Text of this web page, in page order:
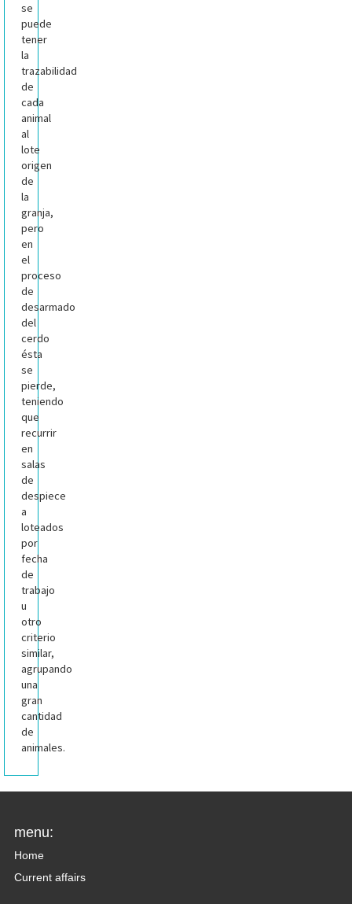
se
puede
tener
la
trazabilidad
de
cada
animal
al
lote
origen
de
la
granja,
pero
en
el
proceso
de
desarmado
del
cerdo
ésta
se
pierde,
teniendo
que
recurrir
en
salas
de
despiece
a
loteados
por
fecha
de
trabajo
u
otro
criterio
similar,
agrupando
una
gran
cantidad
de
animales.
menu:
Home
Current affairs